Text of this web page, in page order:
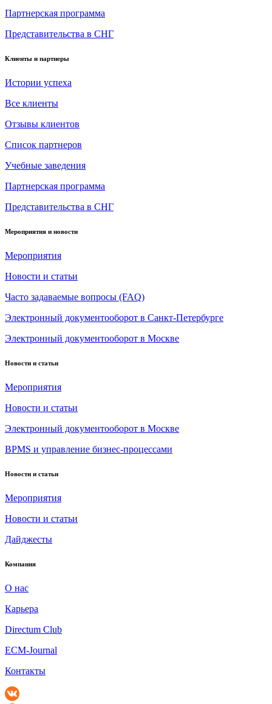
Партнерская программа
Представительства в СНГ
Клиенты и партнеры
Истории успеха
Все клиенты
Отзывы клиентов
Список партнеров
Учебные заведения
Партнерская программа
Представительства в СНГ
Мероприятия и новости
Мероприятия
Новости и статьи
Часто задаваемые вопросы (FAQ)
Электронный документооборот в Санкт-Петербурге
Электронный документооборот в Москве
Новости и статьи
Мероприятия
Новости и статьи
Электронный документооборот в Москве
BPMS и управление бизнес-процессами
Новости и статьи
Мероприятия
Новости и статьи
Дайджесты
Компания
О нас
Карьера
Directum Club
ECM-Journal
Контакты